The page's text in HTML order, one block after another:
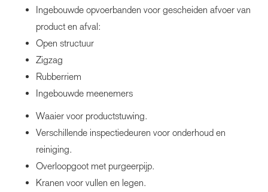
Ingebouwde opvoerbanden voor gescheiden afvoer van
product en afval:
Open structuur
Zigzag
Rubberriem
Ingebouwde meenemers
Waaier voor productstuwing.
Verschillende inspectiedeuren voor onderhoud en
reiniging.
Overloopgoot met purgeerpijp.
Kranen voor vullen en legen.